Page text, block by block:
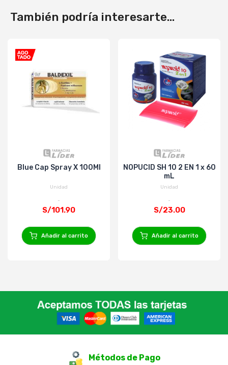
También podría interesarte...
Blue Cap Spray X 100Ml
Unidad
S/101.90
Añadir al carrito
NOPUCID SH 10 2 EN 1 x 60
mL
Unidad
S/23.00
Añadir al carrito
Métodos de Pago